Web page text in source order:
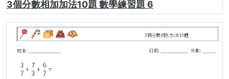
3個分數相加加法10題 數學練習題 6